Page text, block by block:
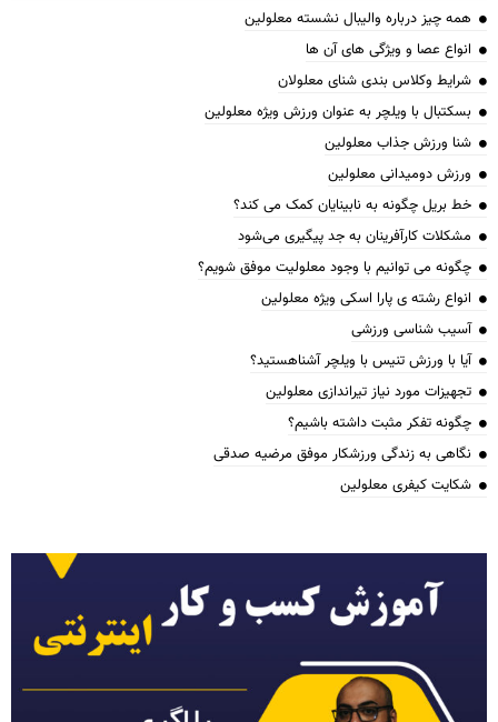
همه چیز درباره والیبال نشسته معلولین
انواع عصا و ویژگی های آن ها
شرایط وکلاس بندی شنای معلولان
بسکتبال با ویلچر به عنوان ورزش ویژه معلولین
شنا ورزش جذاب معلولین
ورزش دومیدانی معلولین
خط بریل چگونه به نابینایان کمک می کند؟
مشکلات کارآفرینان به جد پیگیری می‌شود
چگونه می توانیم با وجود معلولیت موفق شویم؟
انواع رشته ی پارا اسکی ویژه معلولین
آسیب شناسی ورزشی
آیا با ورزش تنیس با ویلچر آشناهستید؟
تجهیزات مورد نیاز تیراندازی معلولین
چگونه تفکر مثبت داشته باشیم؟
نگاهی به زندگی ورزشکار موفق مرضیه صدقی
شکایت کیفری معلولین